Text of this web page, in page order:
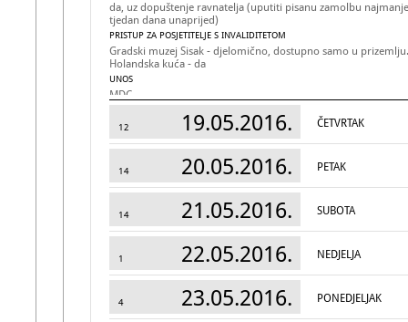
da, uz dopuštenje ravnatelja (uputiti pisanu zamolbu najmanje
tjedan dana unaprijed)
PRISTUP ZA POSJETITELJE S INVALIDITETOM
Gradski muzej Sisak - djelomično, dostupno samo u prizemlju.
Holandska kuća - da
UNOS
MDC
12 19.05.2016. ČETVRTAK
14 20.05.2016. PETAK
14 21.05.2016. SUBOTA
1 22.05.2016. NEDJELJA
4 23.05.2016. PONEDJELJAK